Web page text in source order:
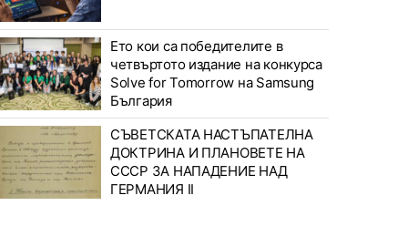
Ето кои са победителите в
четвъртото издание на конкурса
Solve for Tomorrow на Samsung
България
СЪВЕТСКАТА НАСТЪПАТЕЛНА
ДОКТРИНА И ПЛАНОВЕТЕ НА
СССР ЗА НАПАДЕНИЕ НАД
ГЕРМАНИЯ II